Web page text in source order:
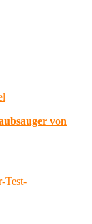
von